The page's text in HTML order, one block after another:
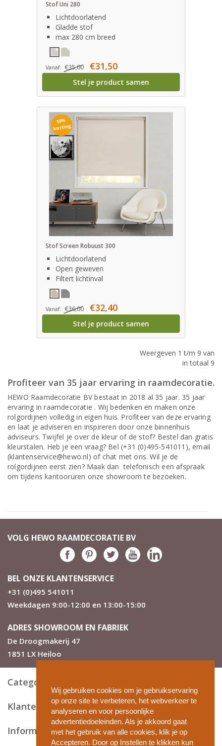
Wij gebruiken cookies om je gebruikservaring
op onze site te verbeteren, het webverkeer te
analyseren en voor persoonlijke
advertentiedoeleinden. Als je akkoord gaat
met het gebruik van alle cookies, klik je op
Accepteren. Door op Instellen te klikken kun
Stof Uni 280
Lichtdoorlatend
Gladde stof
max 280 cm breed
Vanaf: €35,00 €31,50
Stel je product samen
10%
korting
Stof Screen Robuust 300
Lichtdoorlatend
Open geweven
Filtert lichtinval
Vanaf: €36,00 €32,40
Stel je product samen
Weergeven 1 t/m 9 van
in totaal 9
Profiteer van 35 jaar ervaring in raamdecoratie.
HEWO Raamdecoratie BV bestaat in 2018 al 35 jaar. 35 jaar
ervaring in raamdecoratie . Wij bedenken en maken onze
rolgordijnen volledig in eigen huis. Profiteer van deze ervaring
en laat je adviseren en inspireren door onze binnenhuis
adviseurs. Twijfel je over de kleur of de stof? Bestel dan gratis
kleurstalen. Heb je een vraag? Bel (+31 (0)495-541011), email
(klantenservice@hewo.nl) of chat met ons. Wil je de
rolgordijnen eerst zien? Maak dan telefonisch een afspraak
om tijdens kantooruren onze showroom te bezoeken.
VOLG HEWO RAAMDECORATIE BV
BEL ONZE KLANTENSERVICE
+31 (0)495 541011
Weekdagen 9:00-12:00 en 13:00-15:00
ADRES SHOWROOM EN FABRIEK
De Droogmakerij 47
1851 LX Heiloo
Categorieën
Klantenservice
Informatie en tips